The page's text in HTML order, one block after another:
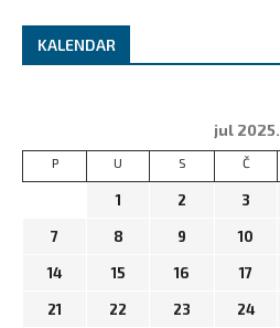
KALENDAR
jul 2025.
P U S Č
1 2 3
7 8 9 10
14 15 16 17
21 22 23 24